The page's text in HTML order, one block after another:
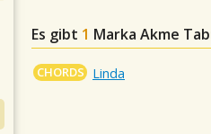
Es gibt 1 Marka Akme
CHORDS Linda